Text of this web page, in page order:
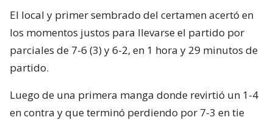
El local y primer sembrado del certamen acertó en
los momentos justos para llevarse el partido por
parciales de 7-6 (3) y 6-2, en 1 hora y 29 minutos de
partido.
Luego de una primera manga donde revirtió un 1-4
en contra y que terminó perdiendo por 7-3 en tie